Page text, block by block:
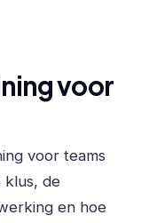
voor
voor teams
klus, de
en hoe